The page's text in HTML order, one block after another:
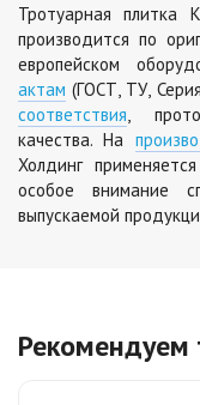
Яшма
Цена по
Тротуарная плитка
производится по
европейском
актам (ГОСТ, ТУ,
соответствия ,
качества. На
Холдинг
особое внимание
выпускаемой
Рекомендуем